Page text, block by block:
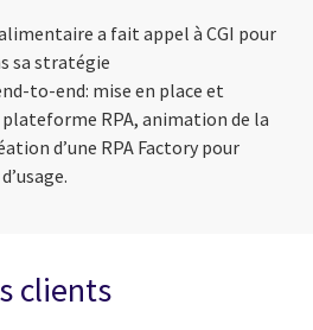
a fait appel à CGI pour
sa stratégie
to-end: mise en place et
plateforme RPA, animation de la
d’une RPA Factory pour
clients